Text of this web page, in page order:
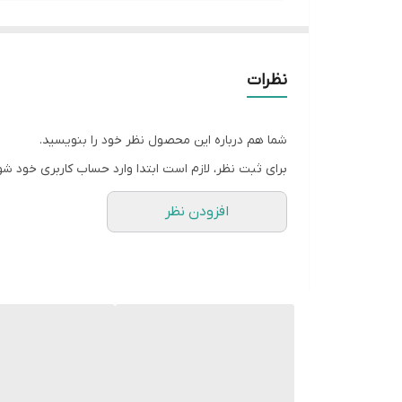
نظرات
شما هم درباره این محصول نظر خود را بنویسید.
برای ثبت نظر، لازم است ابتدا وارد حساب کاربری خود
افزودن نظر